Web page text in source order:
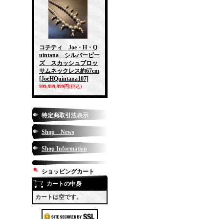
コチティ Joe・H・Q
uintana シルバービー
ズ スカッシュブロッ
サムネックレス約67cm
[JoeHQuintana107]
999,999,999円(税込)
特定商取引法表示
Shop News
Shop Information
ショッピングカート
カートの中身
カートは空です。